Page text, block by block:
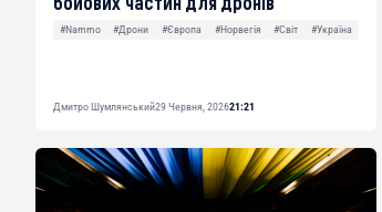
#Nammo #Дрони #Європа #Норвегія #Світ #Україна
Дмитро Шумлянський29 Червня, 202621:21